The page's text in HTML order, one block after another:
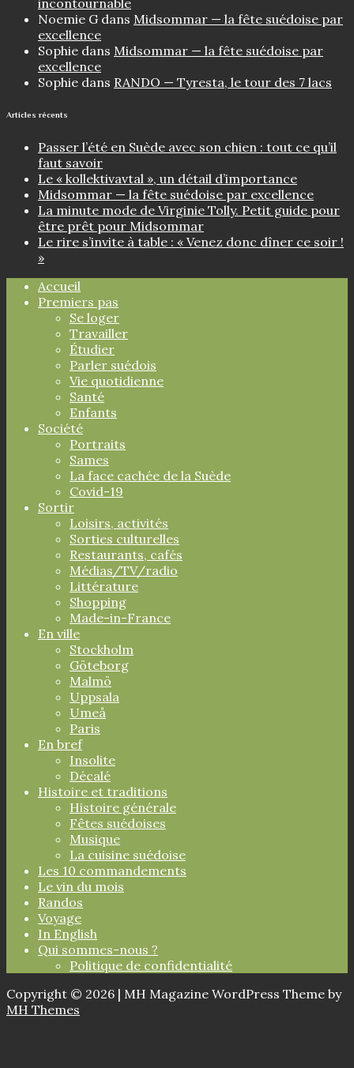
Noemie G dans Midsommar — la fête suédoise par
excellence
Sophie dans Midsommar — la fête suédoise par
excellence
Sophie dans RANDO — Tyresta, le tour des 7 lacs
Articles récents
Passer l’été en Suède avec son chien : tout ce qu’il
faut savoir
Le « kollektivavtal », un détail d’importance
Midsommar — la fête suédoise par excellence
La minute mode de Virginie Tolly. Petit guide pour
être prêt pour Midsommar
Le rire s’invite à table : « Venez donc dîner ce soir !
»
Accueil
Premiers pas
Se loger
Travailler
Étudier
Parler suédois
Vie quotidienne
Santé
Enfants
Société
Portraits
Sames
La face cachée de la Suède
Covid-19
Sortir
Loisirs, activités
Sorties culturelles
Restaurants, cafés
Médias/TV/radio
Littérature
Shopping
Made-in-France
En ville
Stockholm
Göteborg
Malmö
Uppsala
Umeå
Paris
En bref
Insolite
Décalé
Histoire et traditions
Histoire générale
Fêtes suédoises
Musique
La cuisine suédoise
Les 10 commandements
Le vin du mois
Randos
Voyage
In English
Qui sommes-nous ?
Politique de confidentialité
Copyright © 2026 | MH Magazine WordPress Theme by
MH Themes